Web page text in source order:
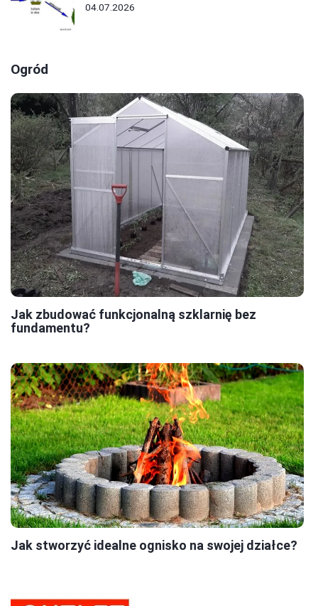
04.07.2026
Ogród
Jak zbudować funkcjonalną szklarnię bez
fundamentu?
Jak stworzyć idealne ognisko na swojej działce?